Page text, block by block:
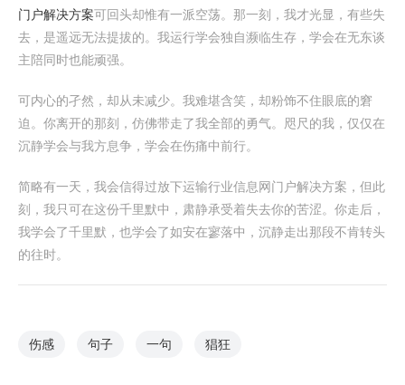
门户解决方案可回头却惟有一派空荡。那一刻，我才光显，有些失
去，是遥远无法提拔的。我运行学会独自濒临生存，学会在无东谈
主陪同时也能顽强。
可内心的孑然，却从未减少。我难堪含笑，却粉饰不住眼底的窘
迫。你离开的那刻，仿佛带走了我全部的勇气。咫尺的我，仅仅在
沉静学会与我方息争，学会在伤痛中前行。
简略有一天，我会信得过放下运输行业信息网门户解决方案，但此
刻，我只可在这份千里默中，肃静承受着失去你的苦涩。你走后，
我学会了千里默，也学会了如安在寥落中，沉静走出那段不肯转头
的往时。
伤感 句子 一句 猖狂